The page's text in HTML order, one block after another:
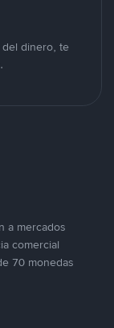
dinero, te
a mercados
comercial
70 monedas